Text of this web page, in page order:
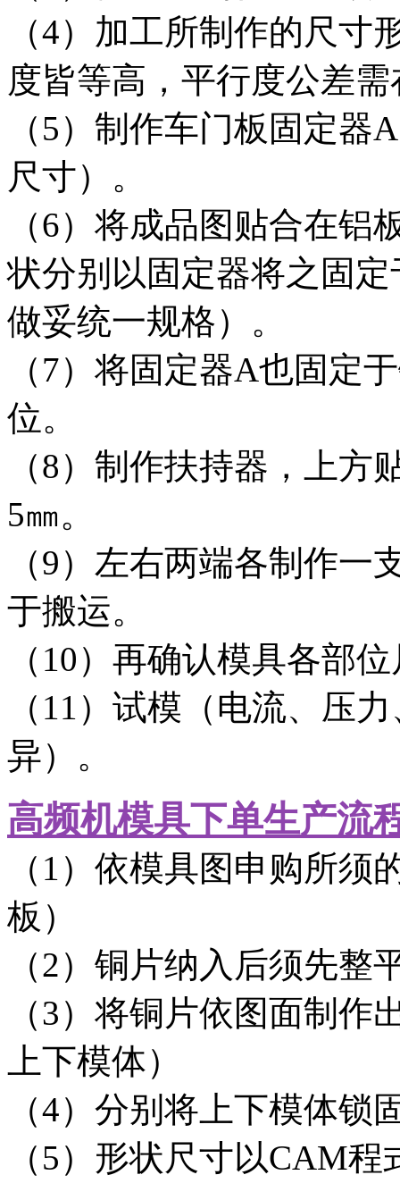
（4）加工所制作的尺
度皆等高，平行度公差
（5）制作车门板固定
尺寸）。
（6）将成品图贴合在
状分别以固定器将之固
做妥统一规格）。
（7）将固定器A也固定
位。
（8）制作扶持器，上
5㎜。
（9）左右两端各制作
于搬运。
（10）再确认模具各部
（11）试模（电流、压
异）。
高频机模具下单生产流
（1）依模具图申购所须
板）
（2）铜片纳入后须先整
（3）将铜片依图面制
上下模体）
（4）分别将上下模体锁
（5）形状尺寸以CAM